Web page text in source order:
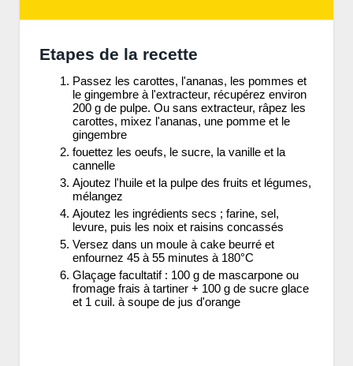
Etapes de la recette
Passez les carottes, l'ananas, les pommes et
le gingembre à l'extracteur, récupérez environ
200 g de pulpe. Ou sans extracteur, râpez les
carottes, mixez l'ananas, une pomme et le
gingembre
fouettez les oeufs, le sucre, la vanille et la
cannelle
Ajoutez l'huile et la pulpe des fruits et légumes,
mélangez
Ajoutez les ingrédients secs ; farine, sel,
levure, puis les noix et raisins concassés
Versez dans un moule à cake beurré et
enfournez 45 à 55 minutes à 180°C
Glaçage facultatif : 100 g de mascarpone ou
fromage frais à tartiner + 100 g de sucre glace
et 1 cuil. à soupe de jus d'orange